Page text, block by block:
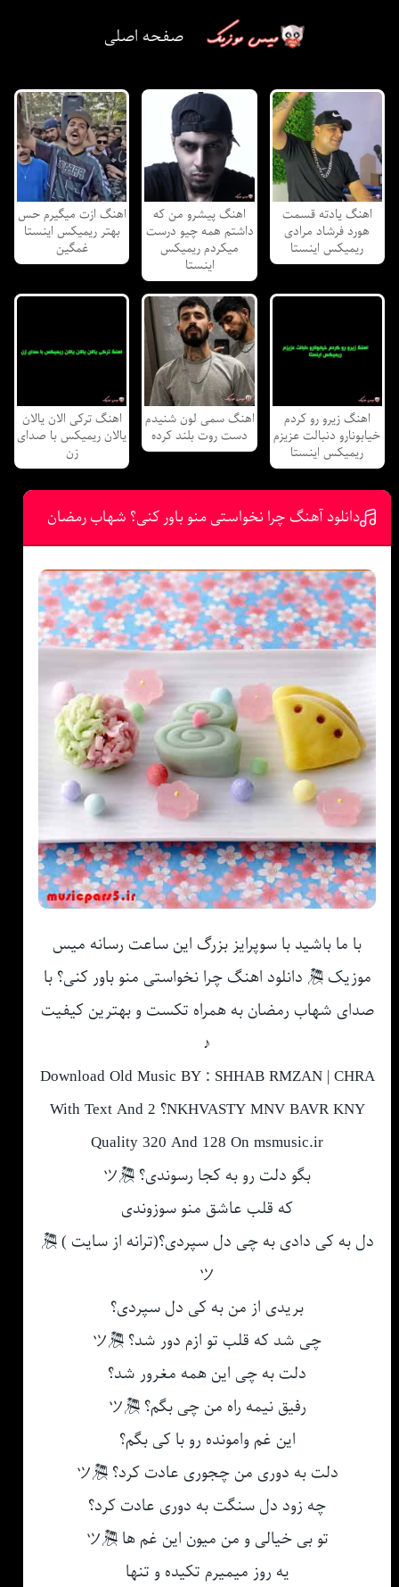
صفحه اصلی
اهنگ یادته قسمت
هورد فرشاد مرادی
ریمیکس اینستا
اهنگ پیشرو من که
داشتم همه چیو درست
میکردم ریمیکس
اینستا
اهنگ ازت میگیرم حس
بهتر ریمیکس اینستا
غمگین
اهنگ زیرو رو کردم
خیابونارو دنبالت عزیزم
ریمیکس اینستا
اهنگ سمی لون شنیدم
دست روت بلند کرده
اهنگ ترکی الان یالان
یالان ریمیکس با صدای
زن
دانلود آهنگ چرا نخواستی منو باور کنی؟ شهاب رمضان
با ما باشید با سوپرایز بزرگ این ساعت رسانه میس
موزیک 🎘 دانلود اهنگ چرا نخواستی منو باور کنی؟ با
صدای شهاب رمضان به همراه تکست و بهترین کیفیت
♪
Download Old Music BY : SHHAB RMZAN | CHRA
NKHVASTY MNV BAVR KNY؟ With Text And 2
Quality 320 And 128 On msmusic.ir
بگو دلت رو به کجا رسوندی؟ 🎘ツ
که قلب عاشق منو سوزوندی
دل به کی دادی به چی دل سپردی؟(ترانه از سایت ) 🎘
ツ
بریدی از من به کی دل سپردی؟
چی شد که قلب تو ازم دور شد؟ 🎘ツ
دلت به چی این همه مغرور شد؟
رفیق نیمه راه من چی بگم؟ 🎘ツ
این غم وامونده رو با کی بگم؟
دلت به دوری من چجوری عادت کرد؟ 🎘ツ
چه زود دل سنگت به دوری عادت کرد؟
تو بی خیالی و من میون این غم ها 🎘ツ
یه روز میمیرم تکیده و تنها